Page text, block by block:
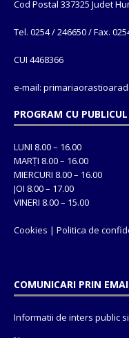
Cod Postal 337325 Judet
Tel. 0254 / 246650 / Fax.
CUI 4468366
e-mail:
PROGRAM CU PUBLICUL
LUNI 8.00 – 16.00
MARȚI 8.00 – 16.00
MIERCURI 8.00 – 16.00
JOI 8.00 – 17.00
VINERI 8.00 – 15.00
Cookies | Politica de
COMUNICARI PRIN
Informatii de inters public